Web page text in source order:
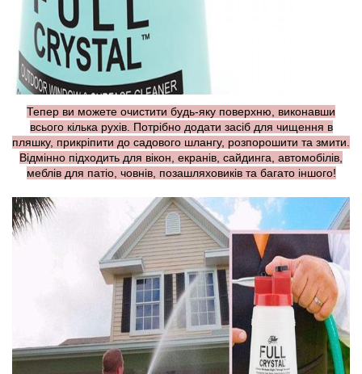
Тепер ви можете очистити будь-яку поверхню, виконавши
всього кілька рухів. Потрібно додати засіб для чищення в
пляшку, прикріпити до садового шлангу, розпорошити та змити.
Відмінно підходить для вікон, екранів, сайдинга, автомобілів,
меблів для патіо, човнів, позашляховиків та багато іншого!